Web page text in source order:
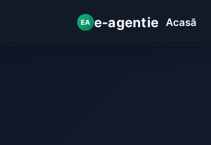
EA e-agentie Acasă